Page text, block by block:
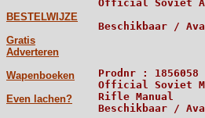
BESTELWIJZE
Gratis
Adverteren
Wapenboeken
Even lachen?